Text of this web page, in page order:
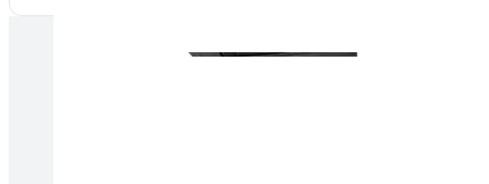
Tallinnas kaminasalong